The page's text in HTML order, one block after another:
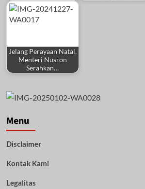
Jelang Perayaan Natal,
Menteri Nusron
Serahkan…
Menu
Disclaimer
Kontak Kami
Legalitas